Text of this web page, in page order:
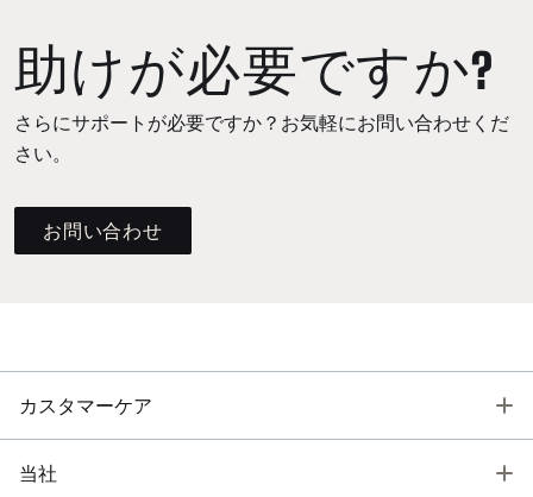
助けが必要ですか?
さらにサポートが必要ですか？お気軽にお問い合わせくだ
さい。
お問い合わせ
カスタマーケア
当社